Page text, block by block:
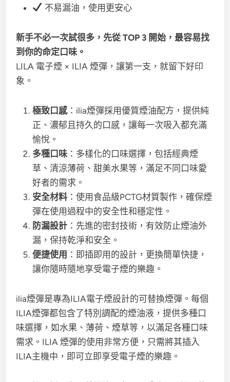
不易漏油，使用更安心
新手不必一次試很多，先從 TOP 3 開始，最容易找
到你的命定口味。
LILA 電子煙 × ILIA 煙彈，讓第一支，就留下好印
象。
極致口感：ilia煙彈採用優質煙油配方，提供純
正、濃郁且持久的口感，讓每一次吸入都充滿
愉悅。
多種口味 ：多樣化的口味選擇，包括經典煙
草、清涼薄荷、甜美水果等，滿足不同口味愛
好者的需求。
安全材料 ：使用食品級PCTG材質製作，確保煙
彈在使用過程中的安全性和穩定性。
防漏設計 ：先進的密封技術，有效防止煙油外
漏，保持乾淨和安全。
便捷使用 ：即插即用的設計，更換簡單快捷，
讓你隨時隨地享受電子煙的樂趣。
ilia煙彈是專為ILIA電子煙設計的可替換煙彈。每個
ILIA煙彈都包含了特別調配的煙油液，提供多種口
味選擇，如水果、薄荷、煙草等，以滿足各種口味
需求。ILIA 煙彈的使用非常方便，只需將其插入
ILIA主機中，即可立即享受電子煙的樂趣。